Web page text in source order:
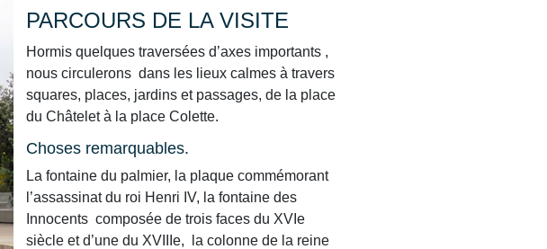
PARCOURS DE LA VISITE
Hormis quelques traversées d’axes importants ,
nous circulerons dans les lieux calmes à travers
squares, places, jardins et passages, de la place
du Châtelet à la place Colette.
Choses remarquables.
La fontaine du palmier, la plaque commémorant
l’assassinat du roi Henri IV, la fontaine des
Innocents composée de trois faces du XVIe
siècle et d’une du XVIIIe, la colonne de la reine